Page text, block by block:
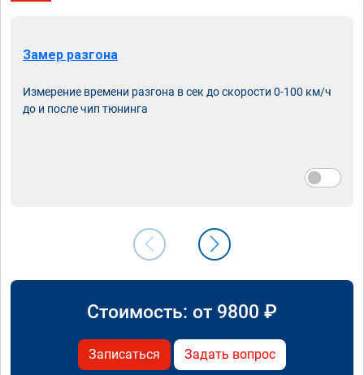
Замер разгона
Измерение времени разгона в сек до скорости 0-100 км/ч
до и после чип тюнинга
Стоимость: от 9800 ₽
Записаться Задать вопрос